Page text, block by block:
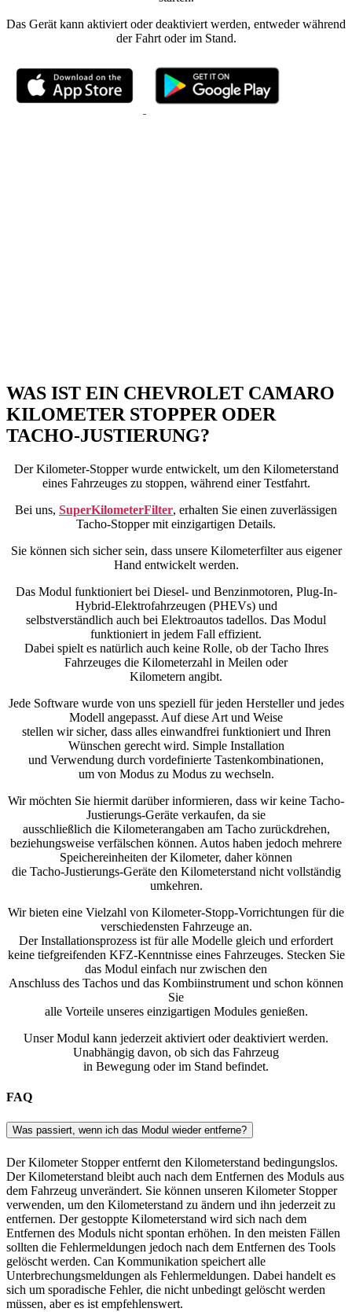
Das Gerät kann aktiviert oder deaktiviert werden, entweder während
der Fahrt oder im Stand.
WAS IST EIN CHEVROLET CAMARO
KILOMETER STOPPER ODER
TACHO-JUSTIERUNG?
Der Kilometer-Stopper wurde entwickelt, um den Kilometerstand
eines Fahrzeuges zu stoppen, während einer Testfahrt.
Bei uns, SuperKilometerFilter, erhalten Sie einen zuverlässigen
Tacho-Stopper mit einzigartigen Details.
Sie können sich sicher sein, dass unsere Kilometerfilter aus eigener
Hand entwickelt werden.
Das Modul funktioniert bei Diesel- und Benzinmotoren, Plug-In-
Hybrid-Elektrofahrzeugen (PHEVs) und
selbstverständlich auch bei Elektroautos tadellos. Das Modul
funktioniert in jedem Fall effizient.
Dabei spielt es natürlich auch keine Rolle, ob der Tacho Ihres
Fahrzeuges die Kilometerzahl in Meilen oder
Kilometern angibt.
Jede Software wurde von uns speziell für jeden Hersteller und jedes
Modell angepasst. Auf diese Art und Weise
stellen wir sicher, dass alles einwandfrei funktioniert und Ihren
Wünschen gerecht wird. Simple Installation
und Verwendung durch vordefinierte Tastenkombinationen,
um von Modus zu Modus zu wechseln.
Wir möchten Sie hiermit darüber informieren, dass wir keine Tacho-
Justierungs-Geräte verkaufen, da sie
ausschließlich die Kilometerangaben am Tacho zurückdrehen,
beziehungsweise verfälschen können. Autos haben jedoch mehrere
Speichereinheiten der Kilometer, daher können
die Tacho-Justierungs-Geräte den Kilometerstand nicht vollständig
umkehren.
Wir bieten eine Vielzahl von Kilometer-Stopp-Vorrichtungen für die
verschiedensten Fahrzeuge an.
Der Installationsprozess ist für alle Modelle gleich und erfordert
keine tiefgreifenden KFZ-Kenntnisse eines Fahrzeuges. Stecken Sie
das Modul einfach nur zwischen den
Anschluss des Tachos und das Kombiinstrument und schon können
Sie
alle Vorteile unseres einzigartigen Modules genießen.
Unser Modul kann jederzeit aktiviert oder deaktiviert werden.
Unabhängig davon, ob sich das Fahrzeug
in Bewegung oder im Stand befindet.
FAQ
Was passiert, wenn ich das Modul wieder entferne?
Der Kilometer Stopper entfernt den Kilometerstand bedingungslos.
Der Kilometerstand bleibt auch nach dem Entfernen des Moduls aus
dem Fahrzeug unverändert. Sie können unseren Kilometer Stopper
verwenden, um den Kilometerstand zu ändern und ihn jederzeit zu
entfernen. Der gestoppte Kilometerstand wird sich nach dem
Entfernen des Moduls nicht spontan erhöhen. In den meisten Fällen
sollten die Fehlermeldungen jedoch nach dem Entfernen des Tools
gelöscht werden. Can Kommunikation speichert alle
Unterbrechungsmeldungen als Fehlermeldungen. Dabei handelt es
sich um sporadische Fehler, die nicht unbedingt gelöscht werden
müssen, aber es ist empfehlenswert.